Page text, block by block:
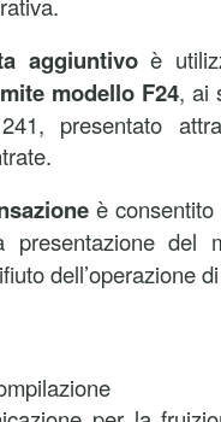
aggiuntivoè
modello F24, ai
presentato
è consentito
presentazione del
dell’operazione